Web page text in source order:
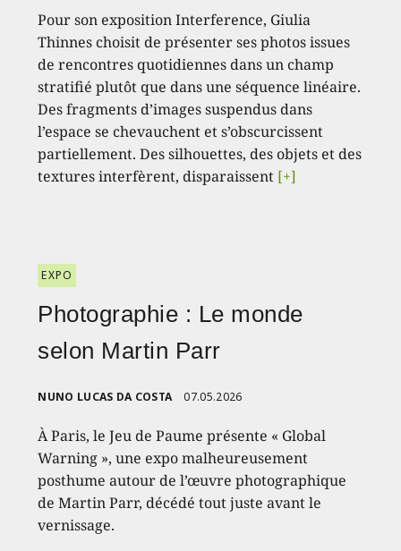
Pour son exposition Interference, Giulia
Thinnes choisit de présenter ses photos issues
de rencontres quotidiennes dans un champ
stratifié plutôt que dans une séquence linéaire.
Des fragments d’images suspendus dans
l’espace se chevauchent et s’obscurcissent
partiellement. Des silhouettes, des objets et des
textures interfèrent, disparaissent [+]
EXPO
Photographie : Le monde
selon Martin Parr
NUNO LUCAS DA COSTA 07.05.2026
À Paris, le Jeu de Paume présente « Global
Warning », une expo malheureusement
posthume autour de l’œuvre photographique
de Martin Parr, décédé tout juste avant le
vernissage.